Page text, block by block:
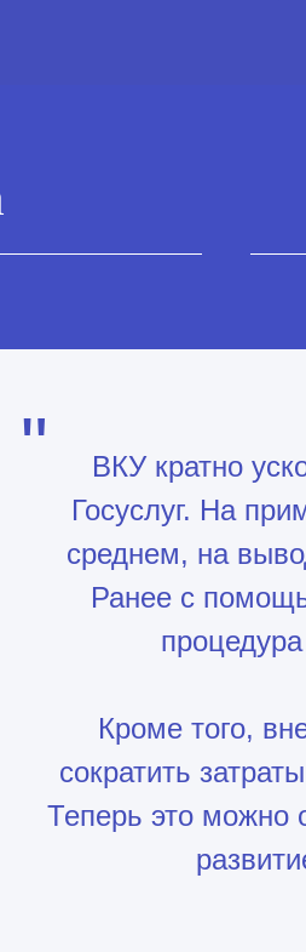
"
ВКУ кратно
Госуслуг. На
среднем, на
Ранее с
Кроме того,
сократить
Теперь это можно